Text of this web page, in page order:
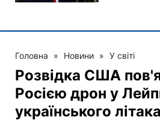
Головна » Новини » У світі
Розвідка США
Росією дрон у
українського